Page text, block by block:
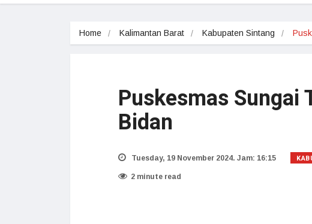
Home Kalimantan Barat Kabupaten Sintang
Puskesmas Sungai
Bidan
Tuesday, 19 November 2024. Jam: 16:15
2 minute read